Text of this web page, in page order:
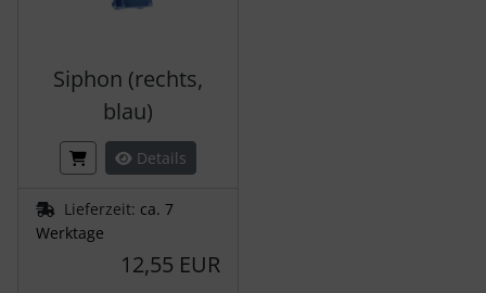
Siphon (rechts,
blau)
Details
Lieferzeit: ca. 7
Werktage
12,55 EUR